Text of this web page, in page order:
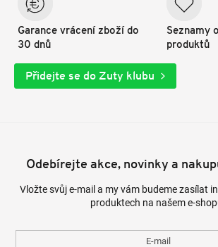
Garance vrácení zboží do
30 dnů
Seznamy
produktů
Přidejte se do Zuty klubu
Odebírejte akce, novinky a
Vložte svůj e-mail a my vám budeme zasílat
produktech na našem e-
E-mail